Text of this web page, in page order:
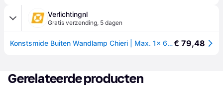
Verlichtingnl
Gratis verzending, 5 dagen
Konstsmide Buiten Wandlamp Chieri | Max. 1x 60W E27 | Zwart Aluminium | IP43 | Dimbaar€ 79,48
Gerelateerde producten